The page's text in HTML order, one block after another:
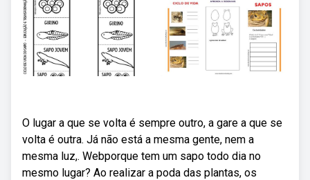
O lugar a que se volta é sempre outro, a gare a que se
volta é outra. Já não está a mesma gente, nem a
mesma luz,. Webporque tem um sapo todo dia no
mesmo lugar? Ao realizar a poda das plantas, os